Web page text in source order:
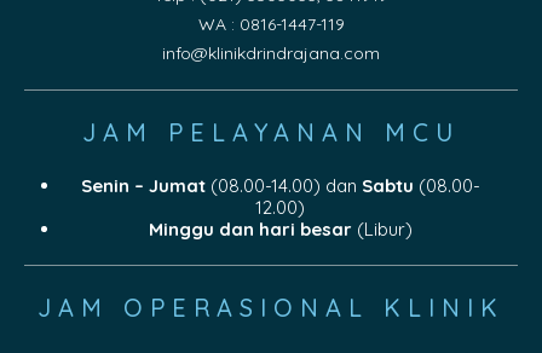
WA : 0816-1447-119
info@klinikdrindrajana.com
JAM PELAYANAN MCU
Senin – Jumat(08.00-14.00) dan Sabtu (08.00-
12.00)
Minggu dan hari besar(Libur)
JAM OPERASIONAL KLINIK